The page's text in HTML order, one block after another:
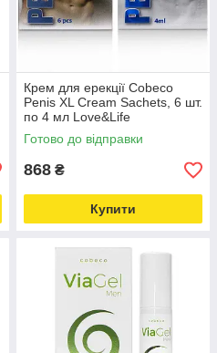
Крем для ерекції Cobeco
Penis XL Cream Sachets, 6 шт.
по 4 мл Love&Life
Готово до відправки
868 ₴
Купити